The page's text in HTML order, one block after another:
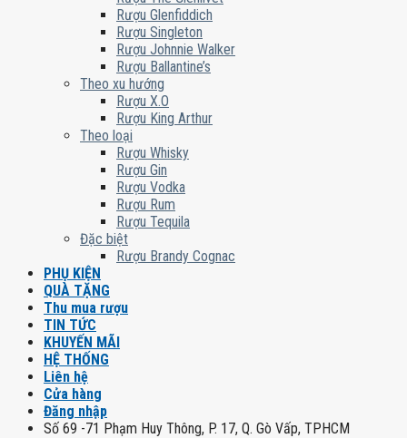
Rượu Glenfiddich
Rượu Singleton
Rượu Johnnie Walker
Rượu Ballantine’s
Theo xu hướng
Rượu X.O
Rượu King Arthur
Theo loại
Rượu Whisky
Rượu Gin
Rượu Vodka
Rượu Rum
Rượu Tequila
Đặc biệt
Rượu Brandy Cognac
PHỤ KIỆN
QUÀ TẶNG
Thu mua rượu
TIN TỨC
KHUYẾN MÃI
HỆ THỐNG
Liên hệ
Cửa hàng
Đăng nhập
Số 69 -71 Phạm Huy Thông, P. 17, Q. Gò Vấp, TPHCM